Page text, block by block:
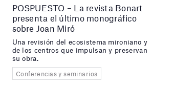
POSPUESTO – La revista Bonart
presenta el último monográfico
sobre Joan Miró
Una revisión del ecosistema mironiano y
de los centros que impulsan y preservan
su obra.
Conferencias y seminarios